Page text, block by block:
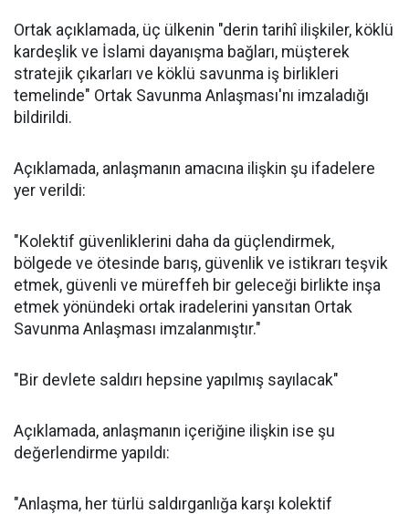
Ortak açıklamada, üç ülkenin "derin tarihî ilişkiler, köklü
kardeşlik ve İslami dayanışma bağları, müşterek
stratejik çıkarları ve köklü savunma iş birlikleri
temelinde" Ortak Savunma Anlaşması'nı imzaladığı
bildirildi.
Açıklamada, anlaşmanın amacına ilişkin şu ifadelere
yer verildi:
"Kolektif güvenliklerini daha da güçlendirmek,
bölgede ve ötesinde barış, güvenlik ve istikrarı teşvik
etmek, güvenli ve müreffeh bir geleceği birlikte inşa
etmek yönündeki ortak iradelerini yansıtan Ortak
Savunma Anlaşması imzalanmıştır."
"Bir devlete saldırı hepsine yapılmış sayılacak"
Açıklamada, anlaşmanın içeriğine ilişkin ise şu
değerlendirme yapıldı:
"Anlaşma, her türlü saldırganlığa karşı kolektif